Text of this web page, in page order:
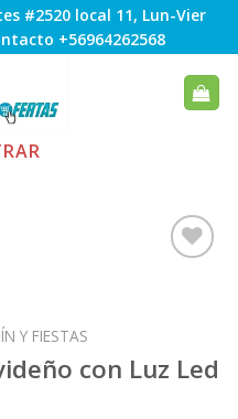
#2520 local 11, Lun-Vier
+56964262568
Favoritos
Y FIESTAS
con Luz Led